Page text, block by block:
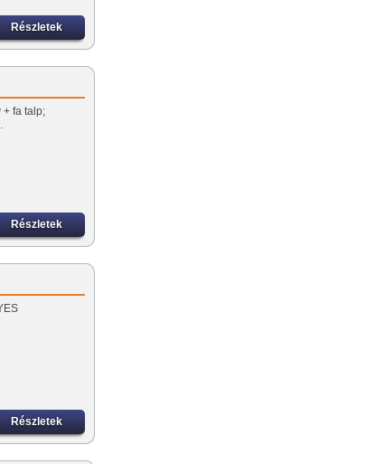
Részletek
+ fa talp;
Részletek
Részletek